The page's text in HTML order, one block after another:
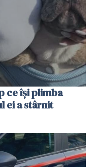
ce își plimba
ei a stârnit